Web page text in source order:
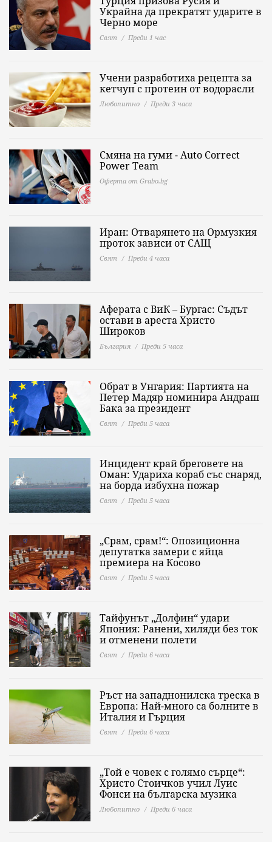
Украйна да прекратят ударите в
Черно море
Свят Преди 1 час
Учени разработиха рецепта за
кетчуп с протеин от водорасли
Любопитно Преди 3 часа
Смяна на гуми - Auto Correct
Power Теаm
Оферта от Grabo.bg
Иран: Отварянето на Ормузкия
проток зависи от САЩ
Свят Преди 4 часа
Аферата с ВиК – Бургас: Съдът
остави в ареста Христо
Широков
България Преди 5 часа
Обрат в Унгария: Партията на
Петер Мадяр номинира Андраш
Бака за президент
Свят Преди 5 часа
Инцидент край бреговете на
Оман: Удариха кораб със снаряд,
на борда избухна пожар
Свят Преди 5 часа
„Срам, срам!“: Опозиционна
депутатка замери с яйца
премиера на Косово
Свят Преди 5 часа
Тайфунът „Долфин“ удари
Япония: Ранени, хиляди без ток
и отменени полети
Свят Преди 6 часа
Ръст на западнонилска треска в
Европа: Най-много са болните в
Италия и Гърция
Свят Преди 6 часа
„Той е човек с голямо сърце“:
Христо Стоичков учил Луис
Фонси на българска музика
Любопитно Преди 6 часа